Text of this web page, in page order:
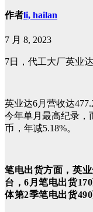
作者li, hailan
7 月 8, 2023
7日，代工大厂英业
英业达6月营收达
今年单月最高纪录，
币 ，年减5.18%。
笔电出货方面，英
台，6月笔电出货
体第2季笔电出货